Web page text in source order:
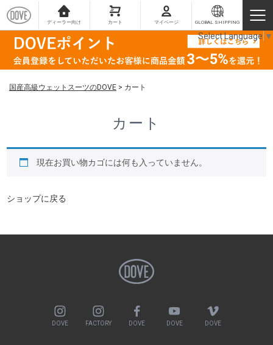
ディーラー向け カート マイページ GLOBAL SHIPPING
国産高級ウェットスーツのDOVE > カート
カート
現在お買い物カゴには何も入っていません。
ショップに戻る
DOVE FACTORY DOVE DOVE DOVE
Select Language ▼